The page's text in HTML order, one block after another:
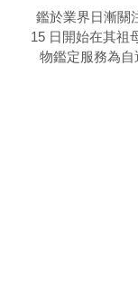
鑑於業界日漸關
15 日開始在其祖
物鑑定服務為自